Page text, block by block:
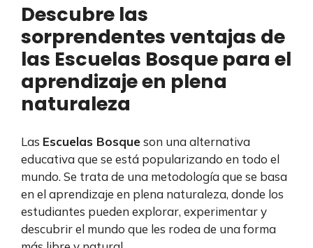
Descubre las
sorprendentes ventajas de
las Escuelas Bosque para el
aprendizaje en plena
naturaleza
Las Escuelas Bosqueson una alternativa
educativa que se está popularizando en todo el
mundo. Se trata de una metodología que se basa
en el aprendizaje en plena naturaleza, donde los
estudiantes pueden explorar, experimentar y
descubrir el mundo que les rodea de una forma